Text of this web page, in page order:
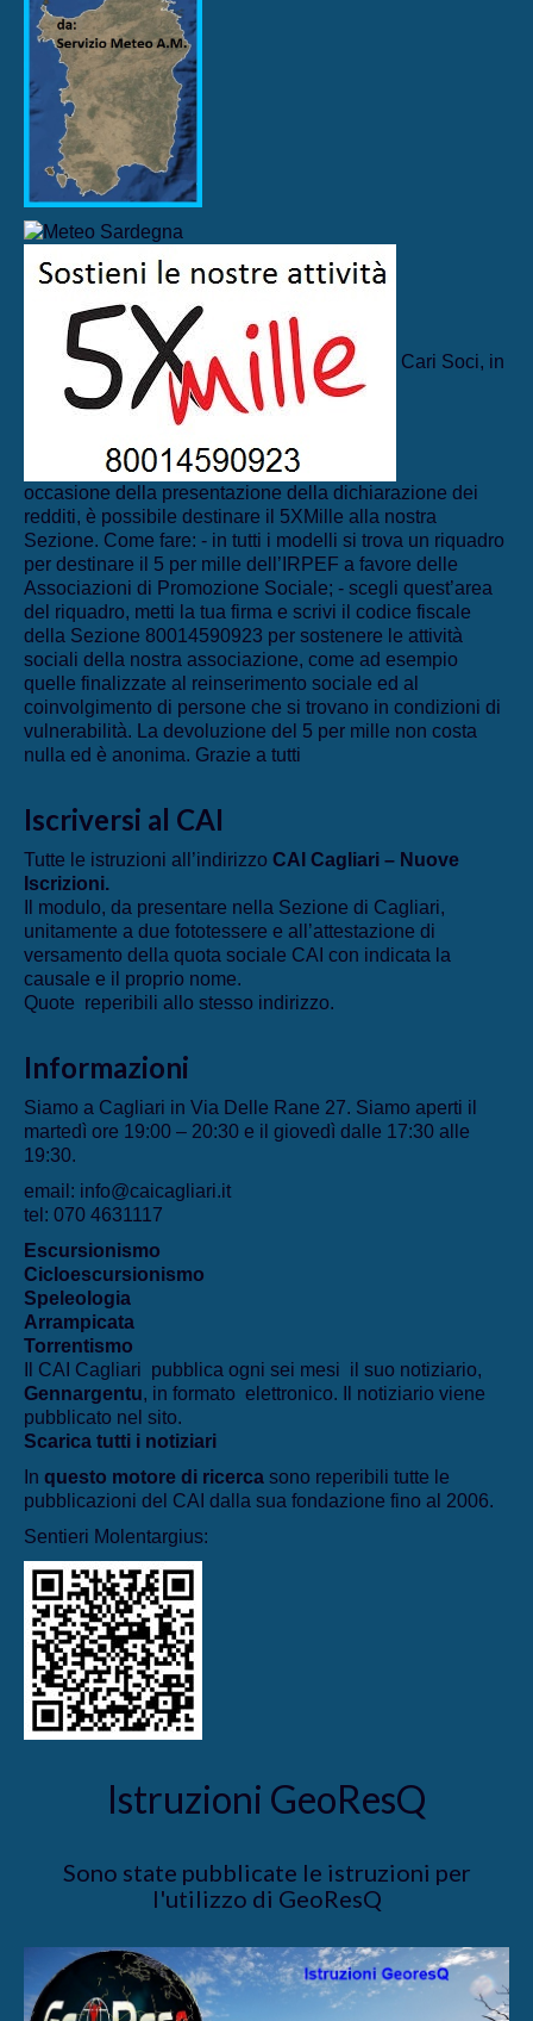
Cari Soci, in
occasione della presentazione della dichiarazione dei
redditi, è possibile destinare il 5XMille alla nostra
Sezione. Come fare: - in tutti i modelli si trova un riquadro
per destinare il 5 per mille dell’IRPEF a favore delle
Associazioni di Promozione Sociale; - scegli quest’area
del riquadro, metti la tua firma e scrivi il codice fiscale
della Sezione 80014590923 per sostenere le attività
sociali della nostra associazione, come ad esempio
quelle finalizzate al reinserimento sociale ed al
coinvolgimento di persone che si trovano in condizioni di
vulnerabilità. La devoluzione del 5 per mille non costa
nulla ed è anonima. Grazie a tutti
Iscriversi al CAI
Tutte le istruzioni all’indirizzo CAI Cagliari – Nuove
Iscrizioni.
Il modulo, da presentare nella Sezione di Cagliari,
unitamente a due fototessere e all’attestazione di
versamento della quota sociale CAI con indicata la
causale e il proprio nome.
Quote reperibili allo stesso indirizzo.
Informazioni
Siamo a Cagliari in Via Delle Rane 27. Siamo aperti il
martedì ore 19:00 – 20:30 e il giovedì dalle 17:30 alle
19:30.
email: info@caicagliari.it
tel: 070 4631117
Escursionismo
Cicloescursionismo
Speleologia
Arrampicata
Torrentismo
Il CAI Cagliari pubblica ogni sei mesi il suo notiziario,
Gennargentu, in formato elettronico. Il notiziario viene
pubblicato nel sito.
Scarica tutti i notiziari
In questo motore di ricerca sono reperibili tutte le
pubblicazioni del CAI dalla sua fondazione fino al 2006.
Sentieri Molentargius:
Istruzioni GeoResQ
Sono state pubblicate le istruzioni per
l'utilizzo di GeoResQ